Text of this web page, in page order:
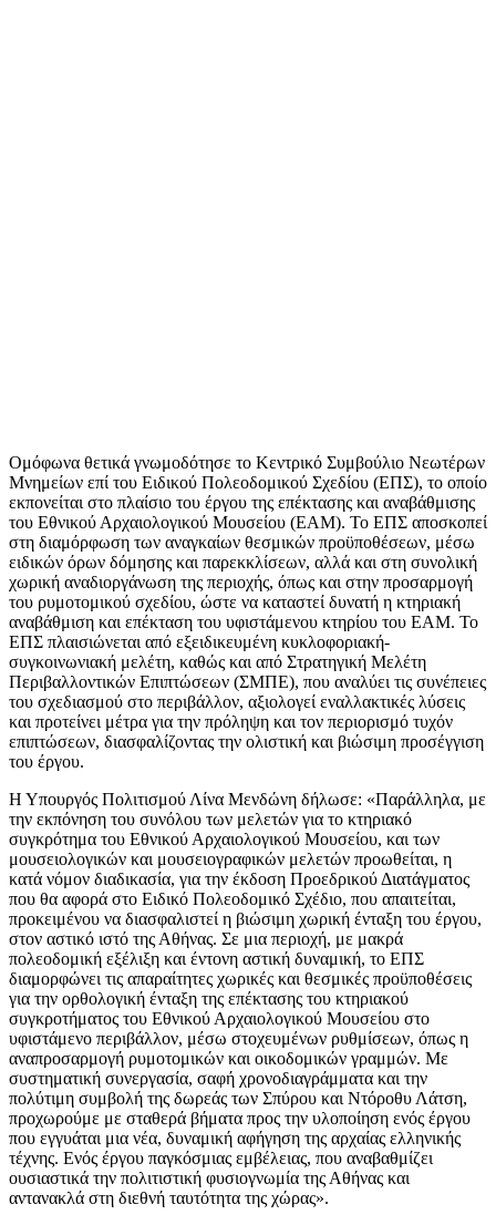
Ομόφωνα θετικά γνωμοδότησε το Κεντρικό Συμβούλιο Νεωτέρων
Μνημείων επί του Ειδικού Πολεοδομικού Σχεδίου (ΕΠΣ), το οποίο
εκπονείται στο πλαίσιο του έργου της επέκτασης και αναβάθμισης
του Εθνικού Αρχαιολογικού Μουσείου (ΕΑΜ). Το ΕΠΣ αποσκοπεί
στη διαμόρφωση των αναγκαίων θεσμικών προϋποθέσεων, μέσω
ειδικών όρων δόμησης και παρεκκλίσεων, αλλά και στη συνολική
χωρική αναδιοργάνωση της περιοχής, όπως και στην προσαρμογή
του ρυμοτομικού σχεδίου, ώστε να καταστεί δυνατή η κτηριακή
αναβάθμιση και επέκταση του υφιστάμενου κτηρίου του ΕΑΜ. Το
ΕΠΣ πλαισιώνεται από εξειδικευμένη κυκλοφοριακή-
συγκοινωνιακή μελέτη, καθώς και από Στρατηγική Μελέτη
Περιβαλλοντικών Επιπτώσεων (ΣΜΠΕ), που αναλύει τις συνέπειες
του σχεδιασμού στο περιβάλλον, αξιολογεί εναλλακτικές λύσεις
και προτείνει μέτρα για την πρόληψη και τον περιορισμό τυχόν
επιπτώσεων, διασφαλίζοντας την ολιστική και βιώσιμη προσέγγιση
του έργου.
Η Υπουργός Πολιτισμού Λίνα Μενδώνη δήλωσε: «Παράλληλα, με
την εκπόνηση του συνόλου των μελετών για το κτηριακό
συγκρότημα του Εθνικού Αρχαιολογικού Μουσείου, και των
μουσειολογικών και μουσειογραφικών μελετών προωθείται, η
κατά νόμον διαδικασία, για την έκδοση Προεδρικού Διατάγματος
που θα αφορά στο Ειδικό Πολεοδομικό Σχέδιο, που απαιτείται,
προκειμένου να διασφαλιστεί η βιώσιμη χωρική ένταξη του έργου,
στον αστικό ιστό της Αθήνας. Σε μια περιοχή, με μακρά
πολεοδομική εξέλιξη και έντονη αστική δυναμική, το ΕΠΣ
διαμορφώνει τις απαραίτητες χωρικές και θεσμικές προϋποθέσεις
για την ορθολογική ένταξη της επέκτασης του κτηριακού
συγκροτήματος του Εθνικού Αρχαιολογικού Μουσείου στο
υφιστάμενο περιβάλλον, μέσω στοχευμένων ρυθμίσεων, όπως η
αναπροσαρμογή ρυμοτομικών και οικοδομικών γραμμών. Με
συστηματική συνεργασία, σαφή χρονοδιαγράμματα και την
πολύτιμη συμβολή της δωρεάς των Σπύρου και Ντόροθυ Λάτση,
προχωρούμε με σταθερά βήματα προς την υλοποίηση ενός έργου
που εγγυάται μια νέα, δυναμική αφήγηση της αρχαίας ελληνικής
τέχνης. Ενός έργου παγκόσμιας εμβέλειας, που αναβαθμίζει
ουσιαστικά την πολιτιστική φυσιογνωμία της Αθήνας και
αντανακλά στη διεθνή ταυτότητα της χώρας».